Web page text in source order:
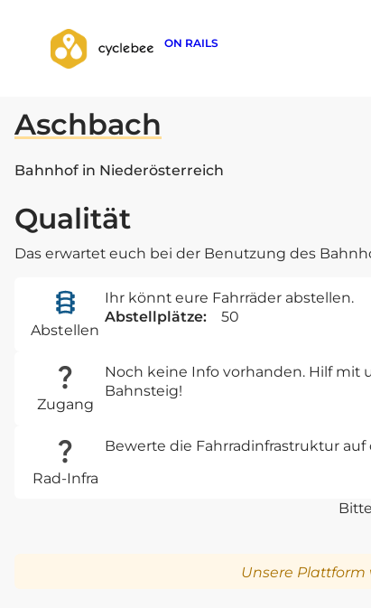
ON RAILS
zurück zur Suche
Aschbach
Bahnhof in Niederösterreich
Qualität
Das erwartet euch bei der Benutzung des
Abstellen
Ihr könnt eure Fahrräder abstellen.
Abstellplätze:
50
Zugang
Noch keine Info vorhanden. Hilf mit
Bahnsteig!
Rad-Infra
Bewerte die Fahrradinfrastruktur
Bitte
Unsere Plattform